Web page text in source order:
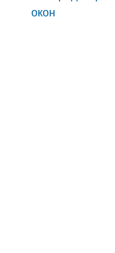
окон